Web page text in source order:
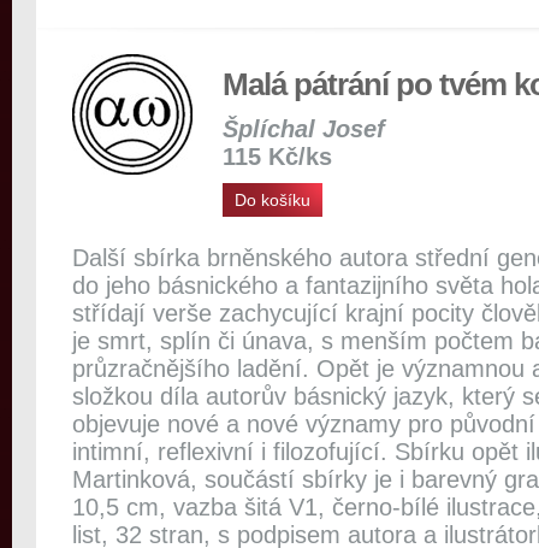
Malá pátrání po tvém
Šplíchal Josef
115 Kč/ks
Do košíku
Další sbírka brněnského autora střední
do jeho básnického a fantazijního světa
střídají verše zachycující krajní pocity
je smrt, splín či únava, s menším počtem
průzračnějšího ladění. Opět je významnou
složkou díla autorův básnický jazyk, který
objevuje nové a nové významy pro
intimní, reflexivní i filozofující. Sbírku opět
Martinková, součástí sbírky je i barevný
10,5 cm, vazba šitá V1, černo-bílé
list, 32 stran, s podpisem autora a